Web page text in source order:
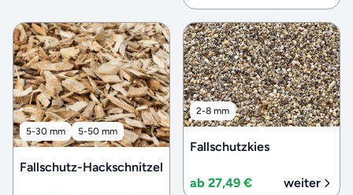
5-30 mm 5-50 mm
Fallschutz-Hackschnitzel
2-8 mm
Fallschutzkies
ab 27,49 € weiter